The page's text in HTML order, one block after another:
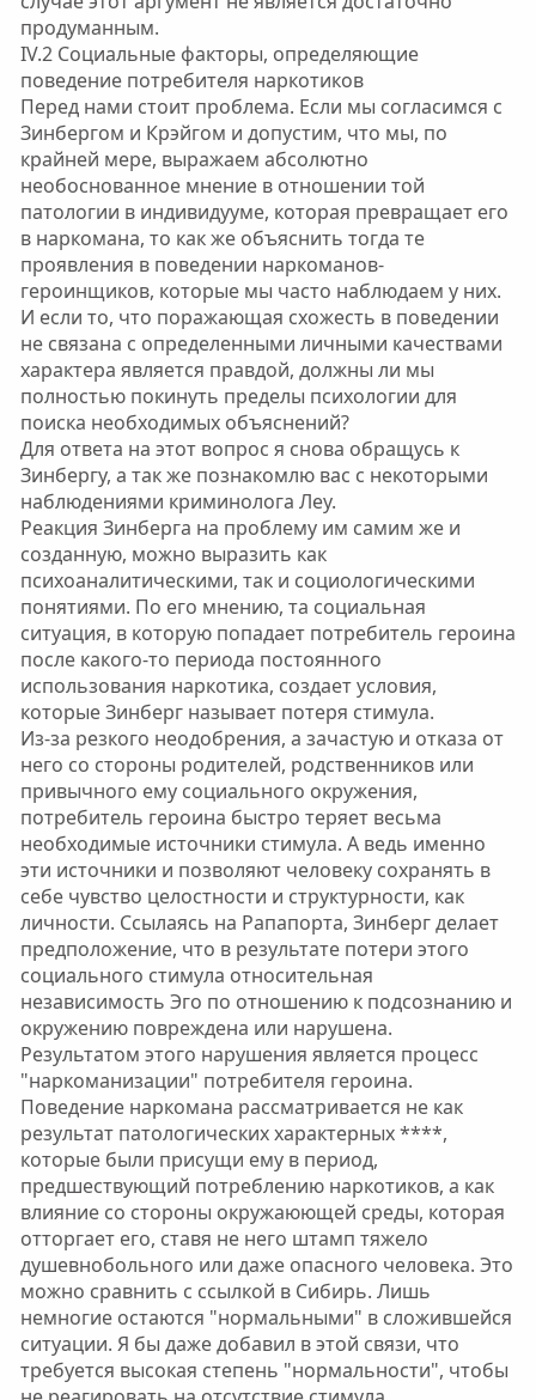
продуманным.
IV.2 Социальные факторы, определяющие
поведение потребителя наркотиков
Перед нами стоит проблема. Если мы согласимся с
Зинбергом и Крэйгом и допустим, что мы, по
крайней мере, выражаем абсолютно
необоснованное мнение в отношении той
патологии в индивидууме, которая превращает его
в наркомана, то как же объяснить тогда те
проявления в поведении наркоманов-
героинщиков, которые мы часто наблюдаем у них.
И если то, что поражающая схожесть в поведении
не связана с определенными личными качествами
характера является правдой, должны ли мы
полностью покинуть пределы психологии для
поиска необходимых объяснений?
Для ответа на этот вопрос я снова обращусь к
Зинбергу, а так же познакомлю вас с некоторыми
наблюдениями криминолога Леу.
Реакция Зинберга на проблему им самим же и
созданную, можно выразить как
психоаналитическими, так и социологическими
понятиями. По его мнению, та социальная
ситуация, в которую попадает потребитель героина
после какого-то периода постоянного
использования наркотика, создает условия,
которые Зинберг называет потеря стимула.
Из-за резкого неодобрения, а зачастую и отказа от
него со стороны родителей, родственников или
привычного ему социального окружения,
потребитель героина быстро теряет весьма
необходимые источники стимула. А ведь именно
эти источники и позволяют человеку сохранять в
себе чувство целостности и структурности, как
личности. Ссылаясь на Рапапорта, Зинберг делает
предположение, что в результате потери этого
социального стимула относительная
независимость Эго по отношению к подсознанию и
окружению повреждена или нарушена.
Результатом этого нарушения является процесс
"наркоманизации" потребителя героина.
Поведение наркомана рассматривается не как
результат патологических характерных ****,
которые были присущи ему в период,
предшествующий потреблению наркотиков, а как
влияние со стороны окружаюющей среды, которая
отторгает его, ставя не него штамп тяжело
душевнобольного или даже опасного человека. Это
можно сравнить с ссылкой в Сибирь. Лишь
немногие остаются "нормальными" в сложившейся
ситуации. Я бы даже добавил в этой связи, что
требуется высокая степень "нормальности", чтобы